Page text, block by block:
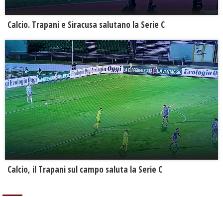
Calcio. Trapani e Siracusa salutano la Serie C
Calcio, il Trapani sul campo saluta la Serie C